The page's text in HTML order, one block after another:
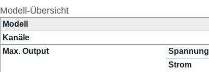
Modell-Übersicht
Modell
Kanäle
Max. Output
Spannung
Strom